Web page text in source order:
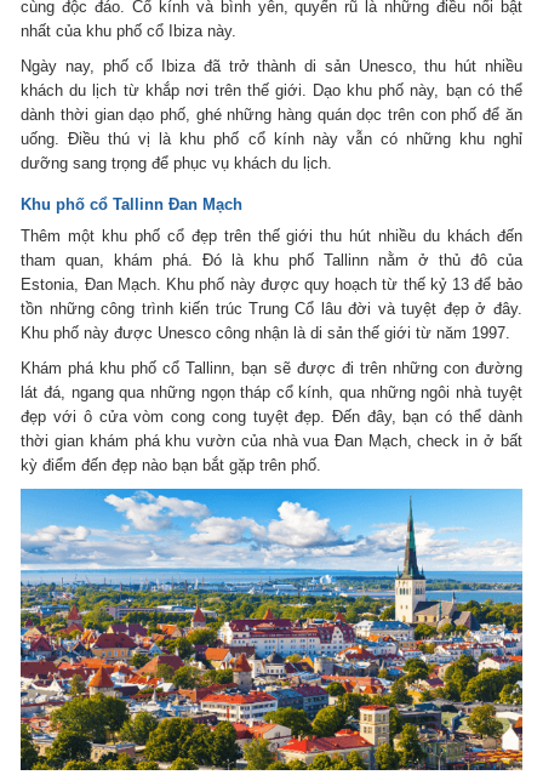
cùng độc đáo. Cổ kính và bình yên, quyến rũ là những điều nổi bật
nhất của khu phố cổ Ibiza này.
Ngày nay, phố cổ Ibiza đã trở thành di sản Unesco, thu hút nhiều
khách du lịch từ khắp nơi trên thế giới. Dạo khu phố này, bạn có thể
dành thời gian dạo phố, ghé những hàng quán dọc trên con phố để ăn
uống. Điều thú vị là khu phố cổ kính này vẫn có những khu nghỉ
dưỡng sang trọng để phục vụ khách du lịch.
Khu phố cổ Tallinn Đan Mạch
Thêm một khu phố cổ đẹp trên thế giới thu hút nhiều du khách đến
tham quan, khám phá. Đó là khu phố Tallinn nằm ở thủ đô của
Estonia, Đan Mạch. Khu phố này được quy hoạch từ thế kỷ 13 để bảo
tồn những công trình kiến trúc Trung Cổ lâu đời và tuyệt đẹp ở đây.
Khu phố này được Unesco công nhận là di sản thế giới từ năm 1997.
Khám phá khu phố cổ Tallinn, bạn sẽ được đi trên những con đường
lát đá, ngang qua những ngọn tháp cổ kính, qua những ngôi nhà tuyệt
đẹp với ô cửa vòm cong cong tuyệt đẹp. Đến đây, bạn có thể dành
thời gian khám phá khu vườn của nhà vua Đan Mạch, check in ở bất
kỳ điểm đến đẹp nào bạn bắt gặp trên phố.